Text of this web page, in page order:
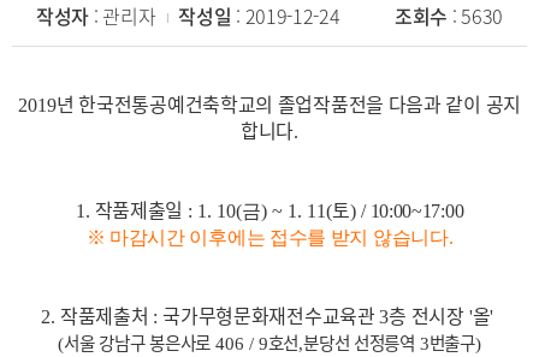
작성자 : 관리자 작성일 : 2019-12-24 조회수 : 5630
2019년 한국전통공예건축학교의 졸업작품전을 다음과 같이 공지
합니다.
1. 작품제출일 : 1. 10(금) ~ 1. 11(토) / 10:00~17:00
※ 마감시간 이후에는 접수를 받지 않습니다.
2. 작품제출처 :국가무형문화재전수교육관3층 전시장 '올'
(서울 강남구 봉은사로 406 / 9호선,분당선 선정릉역 3번출구)